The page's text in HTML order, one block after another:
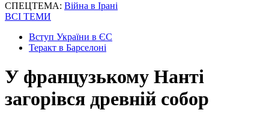
СПЕЦТЕМА: Війна в Ірані
ВСІ ТЕМИ
Вступ України в ЄС
Теракт в Барселоні
У французькому Нанті
загорівся древній собор